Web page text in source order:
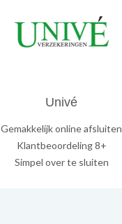
Univé
Gemakkelijk online afsluiten
Klantbeoordeling 8+
Simpel over te sluiten